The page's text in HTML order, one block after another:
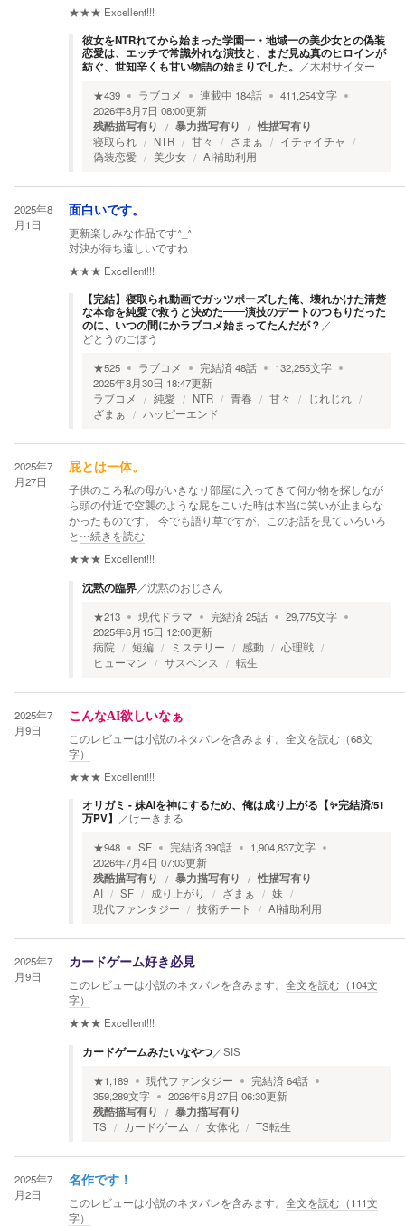
★★★ Excellent!!!
彼女をNTRれてから始まった学園一・地域一の美少女との偽装
恋愛は、エッチで常識外れな演技と、まだ見ぬ真のヒロインが
紡ぐ、世知辛くも甘い物語の始まりでした。
／木村サイダー
★439 ラブコメ 連載中 184話 411,254文字
2026年8月7日 08:00更新
残酷描写有り 暴力描写有り 性描写有り
寝取られ NTR 甘々 ざまぁ
イチャイチャ
偽装恋愛
美少女 AI補助利用
2025年8
月1日
面白いです。
更新楽しみな作品です^_^
対決が待ち遠しいですね
★★★ Excellent!!!
【完結】寝取られ動画でガッツポーズした俺、壊れかけた清楚
な本命を純愛で救うと決めた――演技のデートのつもりだった
のに、いつの間にかラブコメ始まってたんだが？ ／
どとうのごぼう
★525 ラブコメ 完結済48話 132,255文字
2025年8月30日 18:47更新
ラブコメ
純愛 NTR 青春 甘々
じれじれ
ざまぁ
ハッピーエンド
2025年7
月27日
屁とは一体。
子供のころ私の母がいきなり部屋に入ってきて何か物を探しなが
ら頭の付近で空襲のような屁をこいた時は本当に笑いが止まらな
かったものです。 今でも語り草ですが、このお話を見ていろいろ
と …続きを読む
★★★ Excellent!!!
沈黙の臨界／沈黙のおじさん
★213 現代ドラマ 完結済25話 29,775文字
2025年6月15日 12:00更新
病院
短編 ミステリー 感動
心理戦
ヒューマン
サスペンス 転生
2025年7
月9日
こんなAI欲しいなぁ
このレビューは小説のネタバレを含みます。 全文を読む（68文
字）
★★★ Excellent!!!
オリガミ - 妹AIを神にするため、俺は成り上がる【✨完結済/51
万PV】
／けーきまる
★948 SF 完結済390話 1,904,837文字
2026年7月4日 07:03更新
残酷描写有り 暴力描写有り 性描写有り
AI SF 成り上がり ざまぁ
妹
現代ファンタジー
技術チート AI補助利用
2025年7
月9日
カードゲーム好き必見
このレビューは小説のネタバレを含みます。 全文を読む（104文
字）
★★★ Excellent!!!
カードゲームみたいなやつ／SIS
★1,189 現代ファンタジー 完結済64話
359,289文字 2026年6月27日 06:30更新
残酷描写有り 暴力描写有り
TS カードゲーム 女体化 TS転生
2025年7
月2日
名作です！
このレビューは小説のネタバレを含みます。 全文を読む（111文
字）